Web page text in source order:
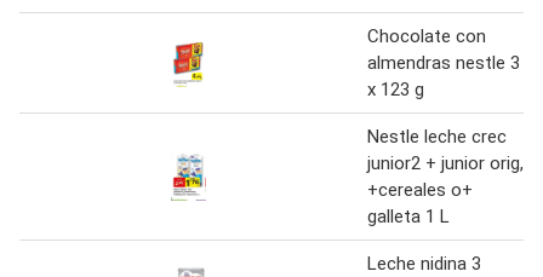
Chocolate con
almendras nestle 3
x 123 g
Nestle leche crec
junior2 + junior orig,
+cereales o+
galleta 1 L
Leche nidina 3